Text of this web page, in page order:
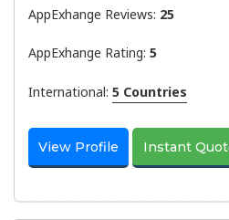
AppExhange Reviews: 25
AppExhange Rating: 5
International: 5 Countries
View Profile Instant